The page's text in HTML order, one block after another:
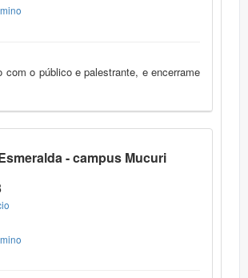
com o público e palestrante, e encerrame
- campus Mucuri